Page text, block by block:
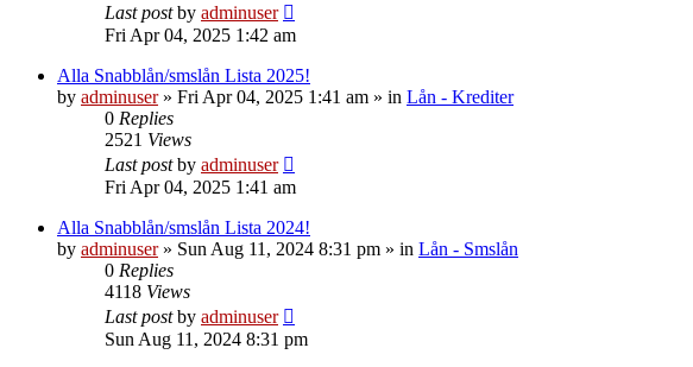
Last postby adminuser
Fri Apr 04, 2025 1:42 am
Alla Snabblån/smslån Lista 2025!
by adminuser» Fri Apr 04, 2025 1:41 am » in Lån - Krediter
0 Replies
2521 Views
Last postby adminuser
Fri Apr 04, 2025 1:41 am
Alla Snabblån/smslån Lista 2024!
by adminuser» Sun Aug 11, 2024 8:31 pm » in Lån - Smslån
0 Replies
4118 Views
Last postby adminuser
Sun Aug 11, 2024 8:31 pm